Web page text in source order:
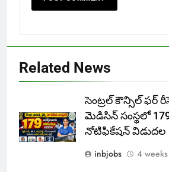
Related News
సెంట్రల్ కౌన్సిల్ ఫర్
మెడిసిన్ సంస్థలో
నోటిఫికేషన్ విడుదల
inbjobs
4